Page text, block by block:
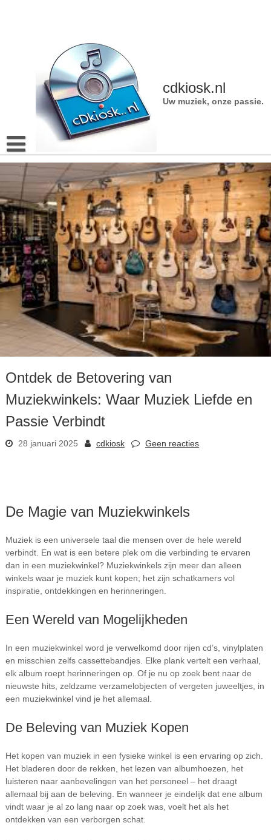
cdkiosk.nl
Uw muziek, onze passie.
Ontdek de Betovering van
Muziekwinkels: Waar Muziek Liefde en
Passie Verbindt
28 januari 2025 cdkiosk Geen reacties
De Magie van Muziekwinkels
Muziek is een universele taal die mensen over de hele wereld
verbindt. En wat is een betere plek om die verbinding te ervaren
dan in een muziekwinkel? Muziekwinkels zijn meer dan alleen
winkels waar je muziek kunt kopen; het zijn schatkamers vol
inspiratie, ontdekkingen en herinneringen.
Een Wereld van Mogelijkheden
In een muziekwinkel word je verwelkomd door rijen cd’s, vinylplaten
en misschien zelfs cassettebandjes. Elke plank vertelt een verhaal,
elk album roept herinneringen op. Of je nu op zoek bent naar de
nieuwste hits, zeldzame verzamelobjecten of vergeten juweeltjes, in
een muziekwinkel vind je het allemaal.
De Beleving van Muziek Kopen
Het kopen van muziek in een fysieke winkel is een ervaring op zich.
Het bladeren door de rekken, het lezen van albumhoezen, het
luisteren naar aanbevelingen van het personeel – het draagt
allemaal bij aan de beleving. En wanneer je eindelijk dat ene album
vindt waar je al zo lang naar op zoek was, voelt het als het
ontdekken van een verborgen schat.